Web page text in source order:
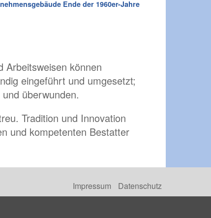
Ende der 1960er-Jahre
Arbeitsweisen können
eingeführt und umgesetzt;
überwunden.
Tradition und Innovation
und kompetenten Bestatter
Impressum
Datenschutz